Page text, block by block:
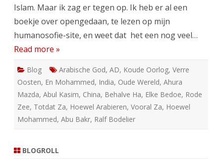
Islam. Maar ik zag er tegen op. Ik heb er al een
boekje over opengedaan, te lezen op mijn
humanosofie-site, en weet dat het een nog veel…
Read more »
Blog Arabische God, AD, Koude Oorlog, Verre
Oosten, En Mohammed, India, Oude Wereld, Ahura
Mazda, Abul Kasim, China, Behalve Ha, Elke Bedoe, Rode
Zee, Totdat Za, Hoewel Arabieren, Vooral Za, Hoewel
Mohammed, Abu Bakr, Ralf Bodelier
BLOGROLL